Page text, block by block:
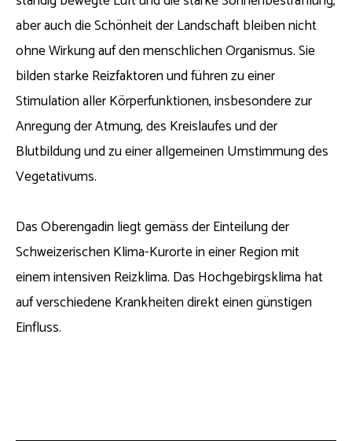
aber auch die Schönheit der Landschaft bleiben nicht
ohne Wirkung auf den menschlichen Organismus. Sie
bilden starke Reizfaktoren und führen zu einer
Stimulation aller Körperfunktionen, insbesondere zur
Anregung der Atmung, des Kreislaufes und der
Blutbildung und zu einer allgemeinen Umstimmung des
Vegetativums.
Das Oberengadin liegt gemäss der Einteilung der
Schweizerischen Klima-Kurorte in einer Region mit
einem intensiven Reizklima. Das Hochgebirgsklima hat
auf verschiedene Krankheiten direkt einen günstigen
Einfluss.